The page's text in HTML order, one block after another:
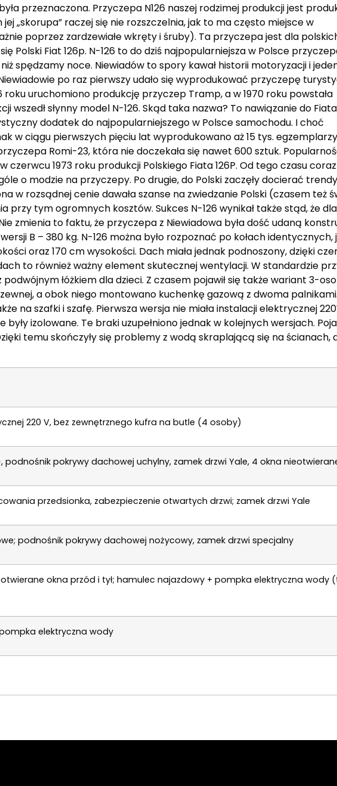
przeznaczona. Przyczepa N126 naszej rodzimej produkcji jest
„skorupa” raczej się nie rozszczelnia, jak to ma często miejsce w
poprzez zardzewiałe wkręty i śruby). Ta przyczepa jest dla
Polski Fiat 126p. N-126 to do dziś najpopularniejsza w Polsce
spędzamy noce. Niewiadów to spory kawał historii motoryzacji i
po raz pierwszy udało się wyprodukować przyczepę
uruchomiono produkcję przyczep Tramp, a w 1970 roku powstała
wszedł słynny model N-126. Skąd taka nazwa? To nawiązanie do Fiata
dodatek do najpopularniejszego w Polsce samochodu. I choć
w ciągu pierwszych pięciu lat wyprodukowano aż 15 tys.
Romi-23, która nie doczekała się nawet 600 sztuk.
1973 roku produkcji Polskiego Fiata 126P. Od tego czasu
o modzie na przyczepy. Po drugie, do Polski zaczęły docierać
w rozsądnej cenie dawała szanse na zwiedzanie Polski (czasem też
przy tym ogromnych kosztów. Sukces N-126 wynikał także stąd, że dla
zmienia to faktu, że przyczepa z Niewiadowa była dość udaną
B – 380 kg. N-126 można było rozpoznać po kołach identycznych,
oraz 170 cm wysokości. Dach miała jednak podnoszony, dzięki
to również ważny element skutecznej wentylacji. W standardzie
łóżkiem dla dzieci. Z czasem pojawił się także wariant 3-
a obok niego montowano kuchenkę gazową z dwoma palnikami.
na szafki i szafę. Pierwsza wersja nie miała instalacji elektrycznej
izolowane. Te braki uzupełniono jednak w kolejnych wersjach.
temu skończyły się problemy z wodą skraplającą się na ścianach,
220 V, bez zewnętrznego kufra na butle (4 osoby)
pokrywy dachowej uchylny, zamek drzwi Yale, 4 okna
przedsionka, zabezpieczenie otwartych drzwi; zamek drzwi Yale
podnośnik pokrywy dachowej nożycowy, zamek drzwi specjalny
okna przód i tył; hamulec najazdowy + pompka elektryczna wody
elektryczna wody